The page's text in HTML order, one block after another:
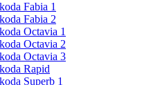
Fabia 1
Fabia 2
Octavia 1
Octavia 2
Octavia 3
Rapid
Superb 1